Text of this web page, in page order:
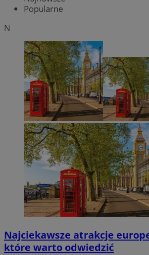
Popularne
N
Najciekawsze atrakcje
które warto odwiedzić